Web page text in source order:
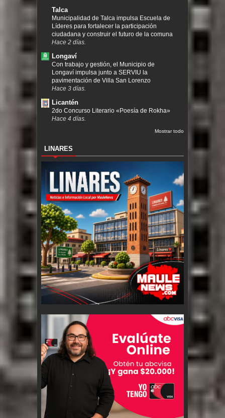
Talca
Municipalidad de Talca impulsa Escuela de
Líderes para fortalecer la participación
ciudadana y construir el futuro de la comuna
Hace 2 días.
Longaví
Con trabajo y gestión, el Municipio de
Longaví impulsa junto a SERVIU la
pavimentación de Villa San Lorenzo
Hace 3 días.
Licantén
2do Concurso Literario «Poesía de Rokha»
Hace 4 días.
Mostrar todo
LINARES